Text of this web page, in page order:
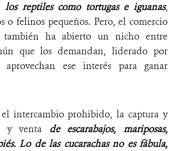
los reptiles como tortugas e iguanas,
o felinos pequeños. Pero, el comercio
también ha abierto un nicho entre
que los demandan, liderado por
aprovechan ese interés para ganar
el intercambio prohibido, la captura y
y venta de escarabajos, mariposas,
Lo de las cucarachas no es fábula,